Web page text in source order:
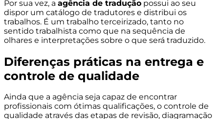
Por sua vez, a agência de tradução possui ao seu
dispor um catálogo de tradutores e distribui os
trabalhos. É um trabalho terceirizado, tanto no
sentido trabalhista como que na sequência de
olhares e interpretações sobre o que será traduzido.
Diferenças práticas na entrega e
controle de qualidade
Ainda que a agência seja capaz de encontrar
profissionais com ótimas qualificações, o controle de
qualidade através das etapas de revisão, diagramação